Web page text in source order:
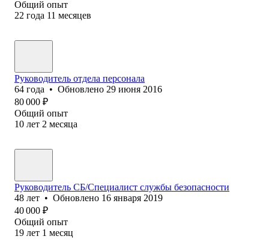
Общий опыт
22 года 11 месяцев
Руководитель отдела персонала
64 года • Обновлено 29 июня 2016
80 000 ₽
Общий опыт
10 лет 2 месяца
Руководитель СБ/Специалист службы безопасности
48 лет • Обновлено 16 января 2019
40 000 ₽
Общий опыт
19 лет 1 месяц